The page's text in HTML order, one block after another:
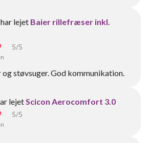
har lejet Baier rillefræser inkl.
5/5
støvsuger. God kommunikation.
lejetScicon Aerocomfort 3.0
5/5